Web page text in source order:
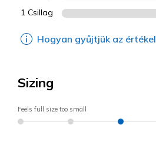
1 Csillag
Hogyan gyűjtjük az
Sizing
Feels full size too small